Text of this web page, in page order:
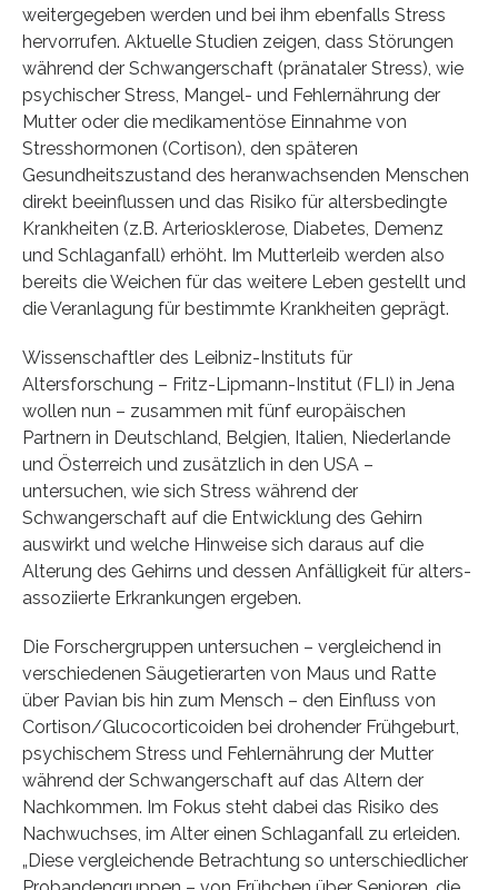
weitergegeben werden und bei ihm ebenfalls Stress
hervorrufen. Aktuelle Studien zeigen, dass Störungen
während der Schwangerschaft (pränataler Stress), wie
psychischer Stress, Mangel- und Fehlernährung der
Mutter oder die medikamentöse Einnahme von
Stresshormonen (Cortison), den späteren
Gesundheitszustand des heranwachsenden Menschen
direkt beeinflussen und das Risiko für altersbedingte
Krankheiten (z.B. Arteriosklerose, Diabetes, Demenz
und Schlaganfall) erhöht. Im Mutterleib werden also
bereits die Weichen für das weitere Leben gestellt und
die Veranlagung für bestimmte Krankheiten geprägt.
Wissenschaftler des Leibniz-Instituts für
Altersforschung – Fritz-Lipmann-Institut (FLI) in Jena
wollen nun – zusammen mit fünf europäischen
Partnern in Deutschland, Belgien, Italien, Niederlande
und Österreich und zusätzlich in den USA –
untersuchen, wie sich Stress während der
Schwangerschaft auf die Entwicklung des Gehirn
auswirkt und welche Hinweise sich daraus auf die
Alterung des Gehirns und dessen Anfälligkeit für alters-
assoziierte Erkrankungen ergeben.
Die Forschergruppen untersuchen – vergleichend in
verschiedenen Säugetierarten von Maus und Ratte
über Pavian bis hin zum Mensch – den Einfluss von
Cortison/Glucocorticoiden bei drohender Frühgeburt,
psychischem Stress und Fehlernährung der Mutter
während der Schwangerschaft auf das Altern der
Nachkommen. Im Fokus steht dabei das Risiko des
Nachwuchses, im Alter einen Schlaganfall zu erleiden.
„Diese vergleichende Betrachtung so unterschiedlicher